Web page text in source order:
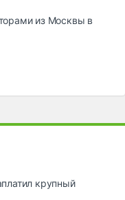
из Москвы в
крупный